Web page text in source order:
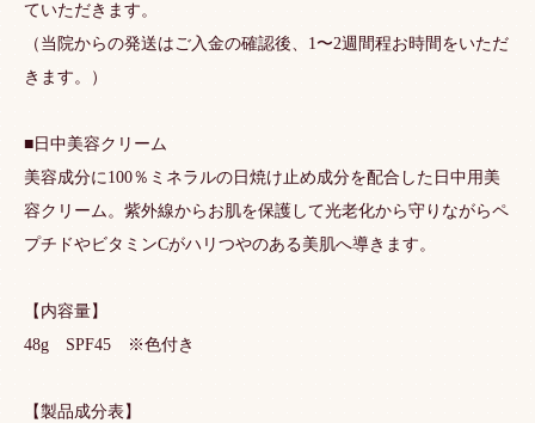
ていただきます。
（当院からの発送はご入金の確認後、1〜2週間程お時間をいただ
きます。）
■日中美容クリーム
美容成分に100％ミネラルの日焼け止め成分を配合した日中用美
容クリーム。紫外線からお肌を保護して光老化から守りながらペ
プチドやビタミンCがハリつやのある美肌へ導きます。
【内容量】
48g SPF45 ※色付き
【製品成分表】